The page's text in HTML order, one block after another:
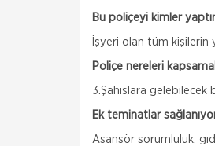
Bu poliçeyi kimler
İşyeri olan tüm kişilerin
Poliçe nereleri
3.Şahıslara gelebilecek
Ek teminatlar
Asansör sorumluluk,